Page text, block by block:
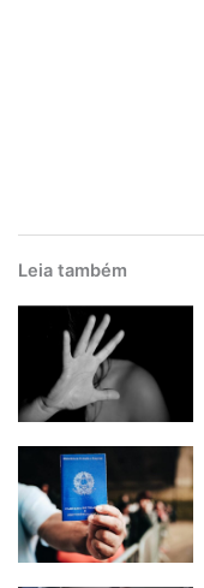
Leia também